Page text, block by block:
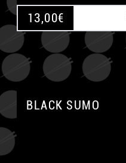
13,00€
BLACK SUMO